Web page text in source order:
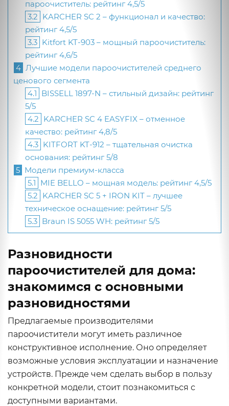
пароочиститель: рейтинг 4,5/5
3.2 KARCHER SC 2 – функционал и качество:
рейтинг 4,5/5
3.3 Kitfort KT-903 – мощный пароочиститель:
рейтинг 4,6/5
4 Лучшие модели пароочистителей среднего
ценового сегмента
4.1 BISSELL 1897-N – стильный дизайн: рейтинг
5/5
4.2 KARCHER SC 4 EASYFIX – отменное
качество: рейтинг 4,8/5
4.3 KITFORT KT-912 – тщательная очистка
основания: рейтинг 5/8
5 Модели премиум-класса
5.1 MIE BELLO – мощная модель: рейтинг 4,5/5
5.2 KARCHER SC 5 + IRON KIT – лучшее
техническое оснащение: рейтинг 5/5
5.3 Braun IS 5055 WH: рейтинг 5/5
Разновидности
пароочистителей для дома:
знакомимся с основными
разновидностями
Предлагаемые производителями
пароочистители могут иметь различное
конструктивное исполнение. Оно определяет
возможные условия эксплуатации и назначение
устройств. Прежде чем сделать выбор в пользу
конкретной модели, стоит познакомиться с
доступными вариантами.